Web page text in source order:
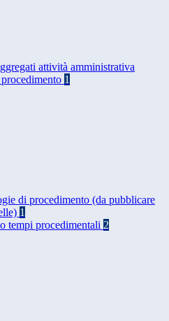
attività amministrativa
1
di procedimento (da pubblicare
1
tempi procedimentali 2